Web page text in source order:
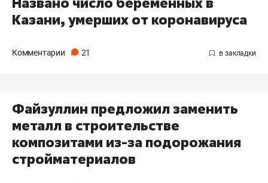
Казани, умерших от коронавируса
Комментарии 21
Файзуллин предложил заменить
металл в строительстве
композитами из-за подорожания
стройматериалов